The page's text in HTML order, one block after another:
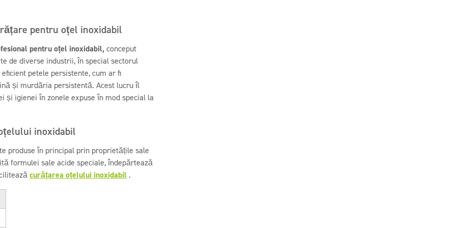
pentru oțel inoxidabil
pentru oțel inoxidabil, conceput
de diverse industrii, în special sectorul
petele persistente, cum ar fi
și murdăria persistentă. Acest lucru îl
și igienei în zonele expuse în mod special la
inoxidabil
produse în principal prin proprietățile sale
formulei sale acide speciale, îndepărtează
curățarea oțelului inoxidabil .